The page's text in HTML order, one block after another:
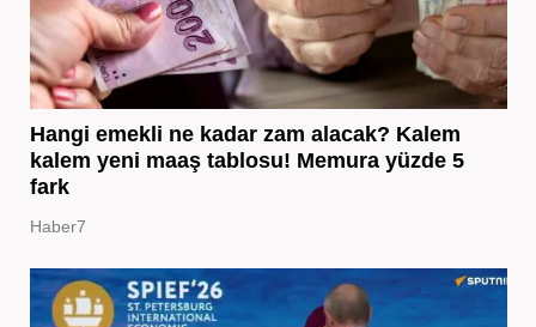
Hangi emekli ne kadar zam alacak? Kalem
kalem yeni maaş tablosu! Memura yüzde 5
fark
Haber7